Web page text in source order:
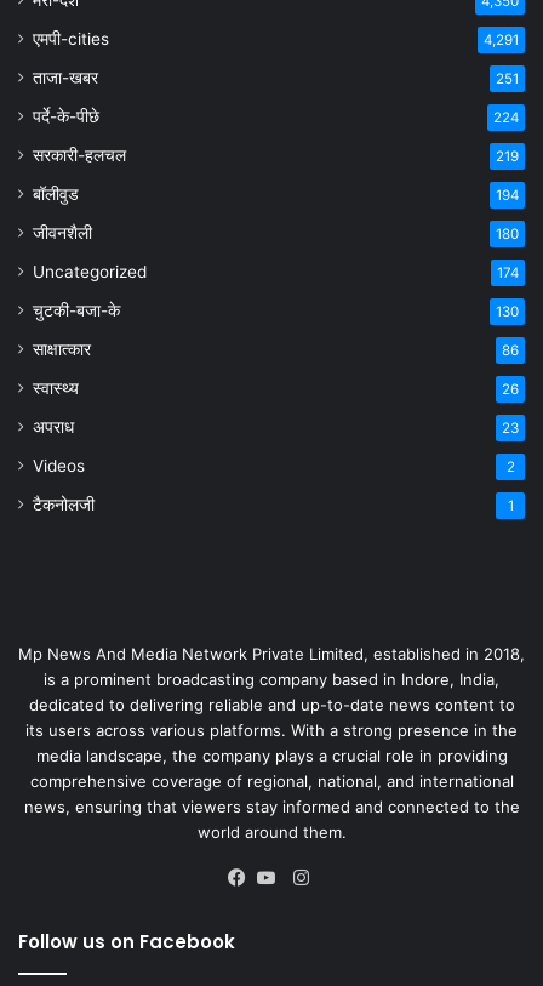
एमपी-cities 4,291
ताजा-खबर 251
पर्दे-के-पीछे 224
सरकारी-हलचल 219
बॉलीवुड 194
जीवनशैली 180
Uncategorized 174
चुटकी-बजा-के 130
साक्षात्कार 86
स्वास्थ्य 26
अपराध 23
Videos 2
टैकनोलजी 1
Mp News And Media Network Private Limited, established in 2018,
is a prominent broadcasting company based in Indore, India,
dedicated to delivering reliable and up-to-date news content to
its users across various platforms. With a strong presence in the
media landscape, the company plays a crucial role in providing
comprehensive coverage of regional, national, and international
news, ensuring that viewers stay informed and connected to the
world around them.
Instagram
Follow us on Facebook